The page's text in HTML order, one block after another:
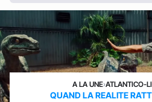
A LA UNE›ATLANTICO-
QUAND LA REALITE